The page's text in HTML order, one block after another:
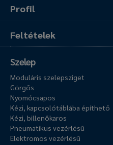
Profil
Feltételek
Szelep
Moduláris szelepsziget
Görgős
Nyomócsapos
Kézi, kapcsolótáblába építhető
Kézi, billenőkaros
Pneumatikus vezérlésű
Elektromos vezérlésű